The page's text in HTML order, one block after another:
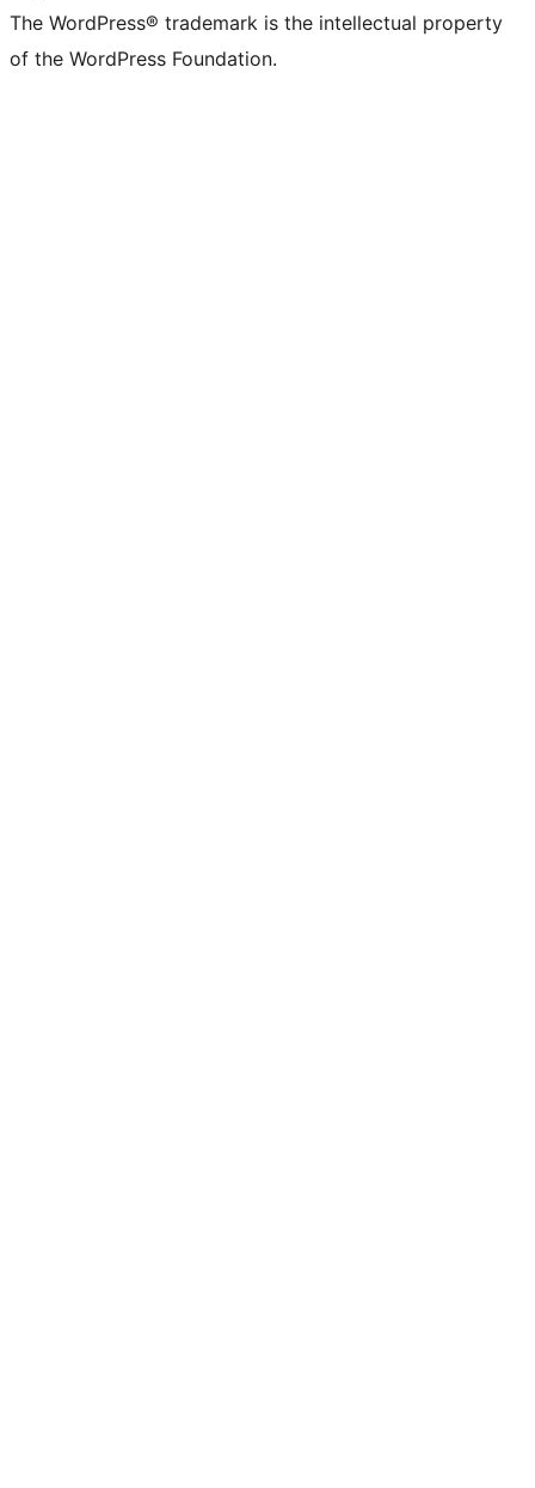
The WordPress® trademark is the intellectual property
of the WordPress Foundation.